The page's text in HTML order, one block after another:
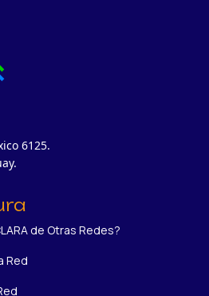
6125.
de Otras Redes?
Red